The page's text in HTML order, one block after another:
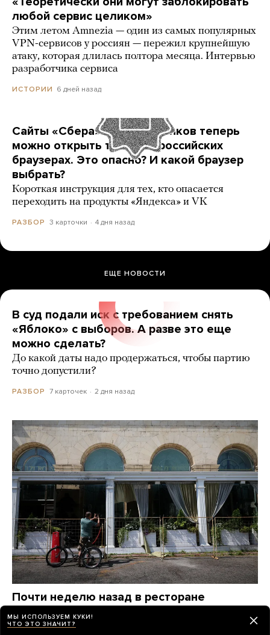
любой сервис целиком»
Этим летом Amnezia — один из самых популярных
VPN-сервисов у россиян — пережил крупнейшую
атаку, которая длилась полтора месяца. Интервью
разработчика сервиса
ИСТОРИИ 6 дней назад
Сайты «Сбера» и других банков теперь
можно открыть только в российских
браузерах. Это опасно? И какой браузер
выбрать?
Короткая инструкция для тех, кто опасается
переходить на продукты «Яндекса» и VK
РАЗБОР 3 карточки 4 дня назад
ЕЩЕ НОВОСТИ
В суд подали иск с требованием снять
«Яблоко» с выборов. А разве это еще
можно сделать?
До какой даты надо продержаться, чтобы партию
точно допустили?
РАЗБОР 7 карточек 2 дня назад
Почти неделю назад в ресторане
в центре Москвы произошел взрыв.
Власти сразу назвали его терактом —
МЫ ИСПОЛЬЗУЕМ КУКИ!
ЧТО ЭТО ЗНАЧИТ?